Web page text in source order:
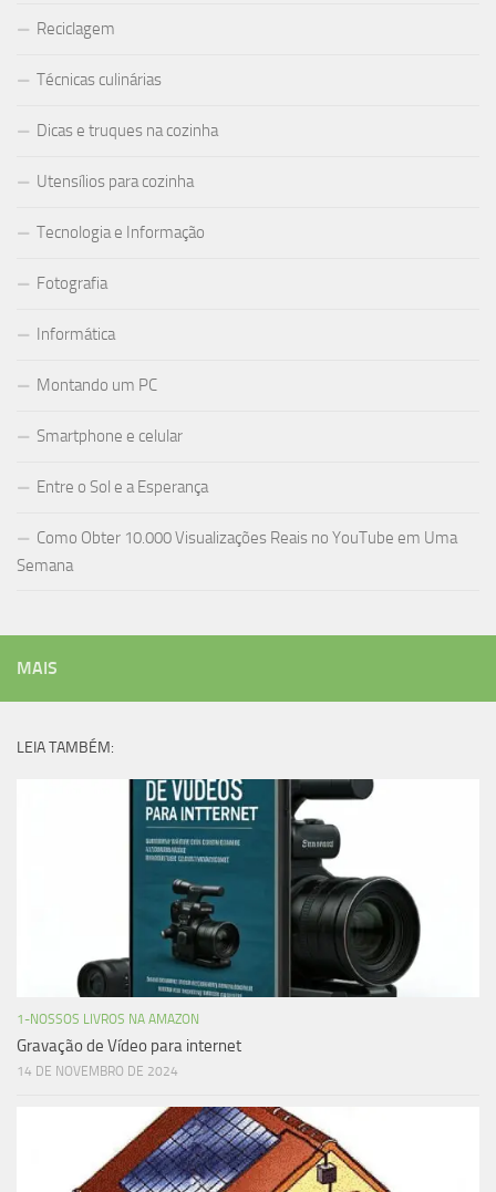
Reciclagem
Técnicas culinárias
Dicas e truques na cozinha
Utensílios para cozinha
Tecnologia e Informação
Fotografia
Informática
Montando um PC
Smartphone e celular
Entre o Sol e a Esperança
Como Obter 10.000 Visualizações Reais no YouTube em Uma
Semana
MAIS
LEIA TAMBÉM:
1-NOSSOS LIVROS NA AMAZON
Gravação de Vídeo para internet
14 DE NOVEMBRO DE 2024